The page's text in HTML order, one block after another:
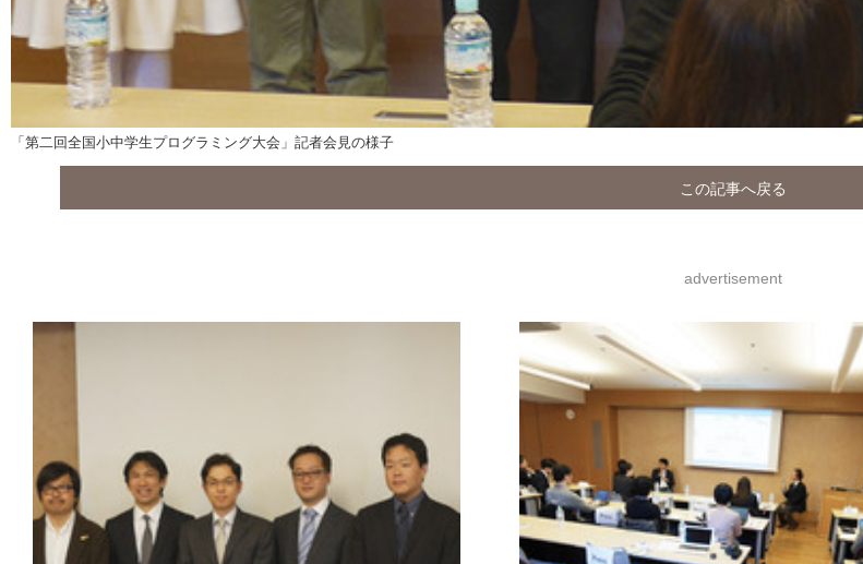
「第二回全国小中学生プログラミング大会」記者会見の様子
この記事へ戻る
advertisement